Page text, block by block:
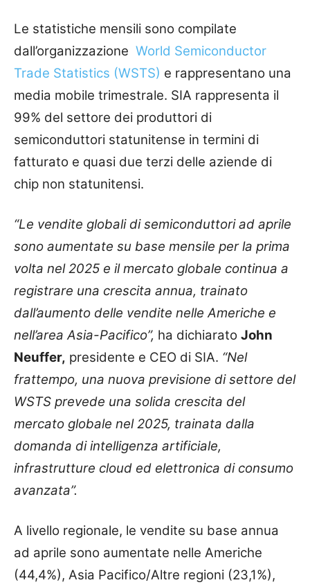
Le statistiche mensili sono compilate
dall’organizzazione World Semiconductor
Trade Statistics (WSTS) e rappresentano una
media mobile trimestrale. SIA rappresenta il
99% del settore dei produttori di
semiconduttori statunitense in termini di
fatturato e quasi due terzi delle aziende di
chip non statunitensi.
“Le vendite globali di semiconduttori ad aprile
sono aumentate su base mensile per la prima
volta nel 2025 e il mercato globale continua a
registrare una crescita annua, trainato
dall’aumento delle vendite nelle Americhe e
nell’area Asia-Pacifico”, ha dichiarato John
Neuffer, presidente e CEO di SIA. “Nel
frattempo, una nuova previsione di settore del
WSTS prevede una solida crescita del
mercato globale nel 2025, trainata dalla
domanda di intelligenza artificiale,
infrastrutture cloud ed elettronica di consumo
avanzata”.
A livello regionale, le vendite su base annua
ad aprile sono aumentate nelle Americhe
(44,4%), Asia Pacifico/Altre regioni (23,1%),